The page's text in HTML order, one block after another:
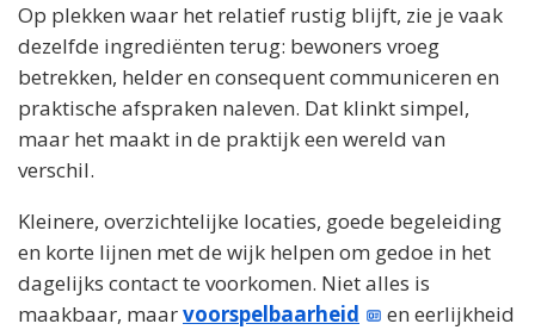
Op plekken waar het relatief rustig blijft, zie je vaak
dezelfde ingrediënten terug: bewoners vroeg
betrekken, helder en consequent communiceren en
praktische afspraken naleven. Dat klinkt simpel,
maar het maakt in de praktijk een wereld van
verschil.
Kleinere, overzichtelijke locaties, goede begeleiding
en korte lijnen met de wijk helpen om gedoe in het
dagelijks contact te voorkomen. Niet alles is
maakbaar, maarvoorspelbaarheid
en eerlijkheid